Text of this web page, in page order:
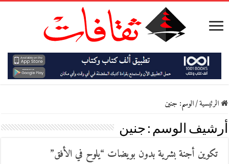
الرئيسية/الوسم: جنين
أرشيف الوسم : جنين
تكوين أجنة بشرية بدون بويضات “يلوح في الأفق”